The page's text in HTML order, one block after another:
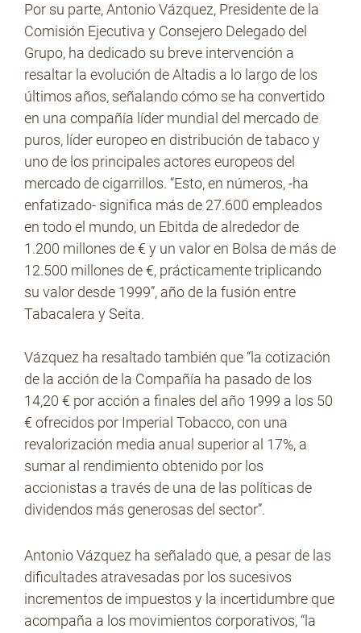
Por su parte, Antonio Vázquez, Presidente de la
Comisión Ejecutiva y Consejero Delegado del
Grupo, ha dedicado su breve intervención a
resaltar la evolución de Altadis a lo largo de los
últimos años, señalando cómo se ha convertido
en una compañía líder mundial del mercado de
puros, líder europeo en distribución de tabaco y
uno de los principales actores europeos del
mercado de cigarrillos. “Esto, en números, -ha
enfatizado- significa más de 27.600 empleados
en todo el mundo, un Ebitda de alrededor de
1.200 millones de € y un valor en Bolsa de más de
12.500 millones de €, prácticamente triplicando
su valor desde 1999”, año de la fusión entre
Tabacalera y Seita.
Vázquez ha resaltado también que “la cotización
de la acción de la Compañía ha pasado de los
14,20 € por acción a finales del año 1999 a los 50
€ ofrecidos por Imperial Tobacco, con una
revalorización media anual superior al 17%, a
sumar al rendimiento obtenido por los
accionistas a través de una de las políticas de
dividendos más generosas del sector”.
Antonio Vázquez ha señalado que, a pesar de las
dificultades atravesadas por los sucesivos
incrementos de impuestos y la incertidumbre que
acompaña a los movimientos corporativos, “la